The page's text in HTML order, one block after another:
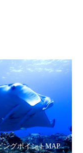
ングポイントMAP